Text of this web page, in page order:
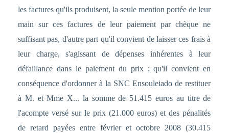
les factures qu'ils produisent, la seule mention portée de leur
main sur ces factures de leur paiement par chèque ne
suffisant pas, d'autre part qu'il convient de laisser ces frais à
leur charge, s'agissant de dépenses inhérentes à leur
défaillance dans le paiement du prix ; qu'il convient en
conséquence d'ordonner à la SNC Ensouleiado de restituer
à M. et Mme X... la somme de 51.415 euros au titre de
l'acompte versé sur le prix (21.000 euros) et des pénalités
de retard payées entre février et octobre 2008 (30.415